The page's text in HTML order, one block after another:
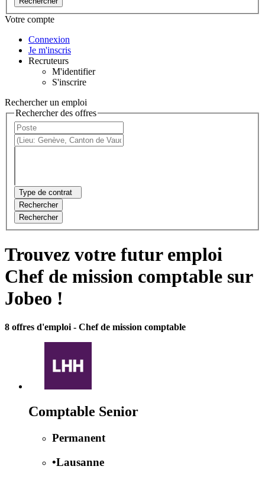
Votre compte
Connexion
Je m'inscris
Recruteurs
M'identifier
S'inscrire
Rechercher un emploi
Rechercher des offres
Type de contrat
Rechercher
Rechercher
Trouvez votre futur emploi
Chef de mission comptable sur
Jobeo !
8 offres d'emploi - Chef de mission comptable
Comptable Senior
Permanent
•Lausanne